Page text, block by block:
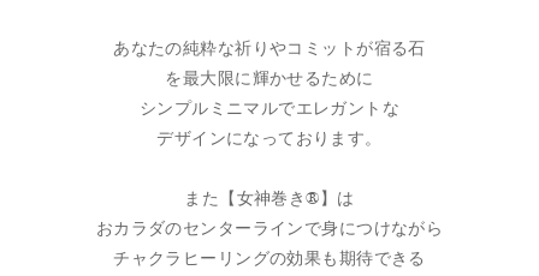
あなたの純粋な祈りやコミットが宿る石
を最大限に輝かせるために
シンプルミニマルでエレガントな
デザインになっております。
また【女神巻き®】は
おカラダのセンターラインで身につけながら
チャクラヒーリングの効果も期待できる